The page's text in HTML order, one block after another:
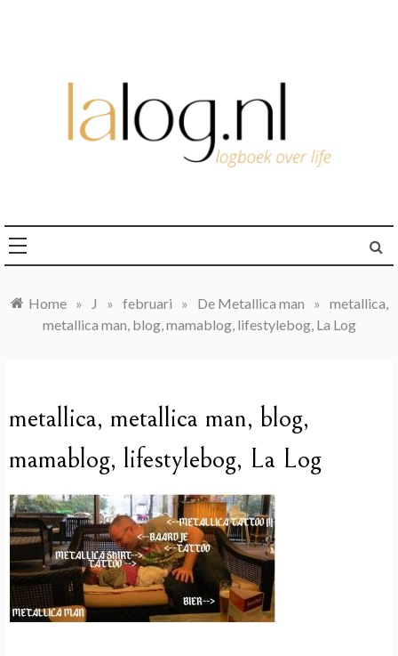
Home » J » februari » De Metallica man » metallica,
metallica man, blog, mamablog, lifestylebog, La Log
metallica, metallica man, blog,
mamablog, lifestylebog, La Log